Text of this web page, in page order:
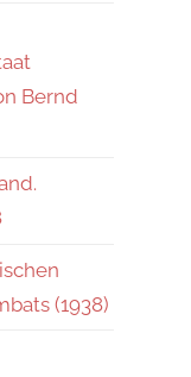
Bernd
(1938)